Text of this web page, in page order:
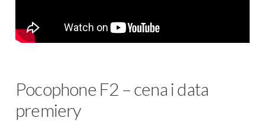
Pocophone F2 – cena i data
premiery